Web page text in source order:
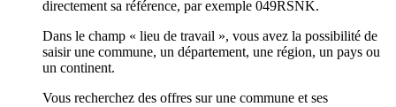
directement sa référence, par exemple 049RSNK.
Dans le champ « lieu de travail », vous avez la possibilité de
saisir une commune, un département, une région, un pays ou
un continent.
Vous recherchez des offres sur une commune et ses